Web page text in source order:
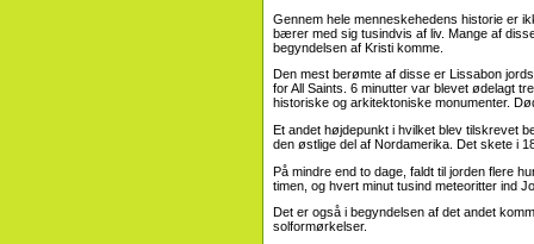
Gennem hele menneskehedens historie er
bærer med sig tusindvis af liv. Mange af
begyndelsen af ​​Kristi komme.
Den mest berømte af disse er Lissabon
for All Saints. 6 minutter var blevet ødelagt
historiske og arkitektoniske monumenter.
Et andet højdepunkt i hvilket blev tilskrevet
den østlige del af Nordamerika. Det skete i
På mindre end to dage, faldt til jorden flere
timen, og hvert minut tusind meteoritter ind
Det er også i begyndelsen af ​​det andet
solformørkelser.